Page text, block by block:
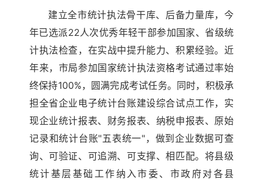
建立全市统计执法骨干库、后备力量库，今
年已选派22人次优秀年轻干部参加国家、省级统
计执法检查，在实战中提升能力、积累经验。近
年来，市局参加国家统计执法资格考试通过率始
终保持100%，圆满完成考试任务。同时，积极承
担全省企业电子统计台账建设综合试点工作，实
现企业统计报表、财务报表、纳税申报表、原始
记录和统计台账"五表统一"，做到企业数据可查
询、可验证、可追溯、可支撑、相匹配。将县级
统计基层基础工作纳入市委、市政府对各县